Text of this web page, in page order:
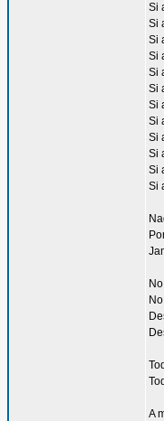
Si
Si
Si
Si
Si
Si
Si
Si
Si
Si
Si
Si
A